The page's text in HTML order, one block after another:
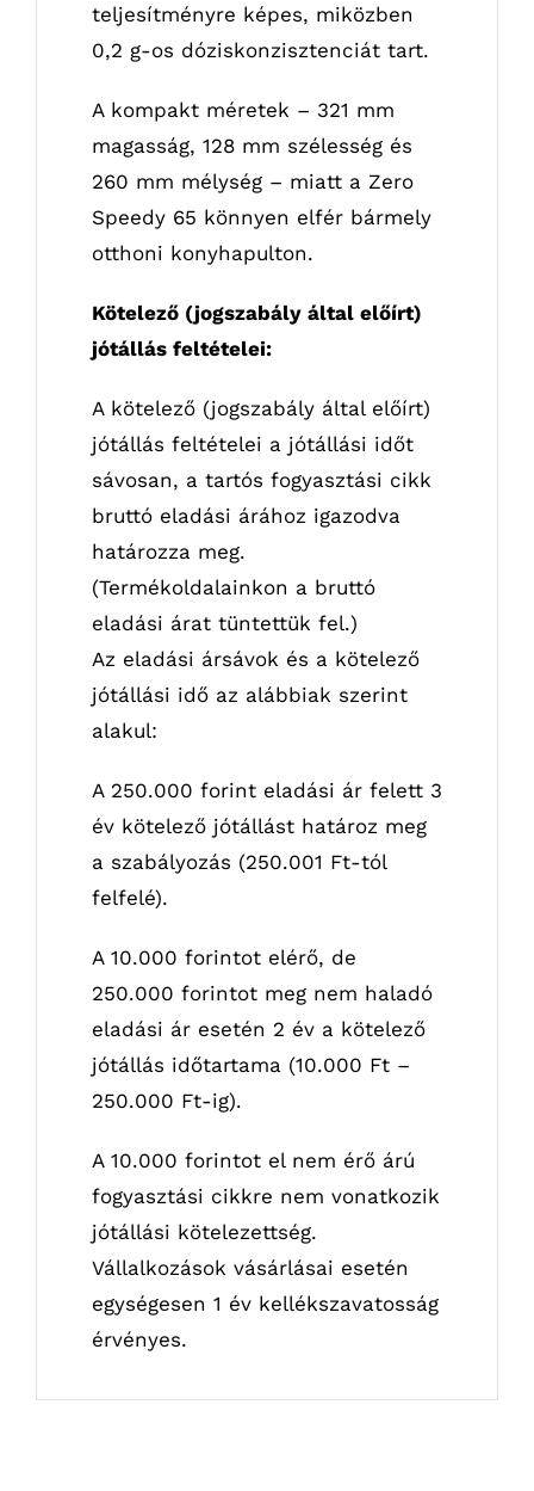
teljesítményre képes, miközben
0,2 g-os dóziskonzisztenciát tart.
A kompakt méretek – 321 mm
magasság, 128 mm szélesség és
260 mm mélység – miatt a Zero
Speedy 65 könnyen elfér bármely
otthoni konyhapulton.
Kötelező (jogszabály által előírt)
jótállás feltételei:
A kötelező (jogszabály által előírt)
jótállás feltételei a jótállási időt
sávosan, a tartós fogyasztási cikk
bruttó eladási árához igazodva
határozza meg.
(Termékoldalainkon a bruttó
eladási árat tüntettük fel.)
Az eladási ársávok és a kötelező
jótállási idő az alábbiak szerint
alakul:
A 250.000 forint eladási ár felett 3
év kötelező jótállást határoz meg
a szabályozás (250.001 Ft-tól
felfelé).
A 10.000 forintot elérő, de
250.000 forintot meg nem haladó
eladási ár esetén 2 év a kötelező
jótállás időtartama (10.000 Ft –
250.000 Ft-ig).
A 10.000 forintot el nem érő árú
fogyasztási cikkre nem vonatkozik
jótállási kötelezettség.
Vállalkozások vásárlásai esetén
egységesen 1 év kellékszavatosság
érvényes.